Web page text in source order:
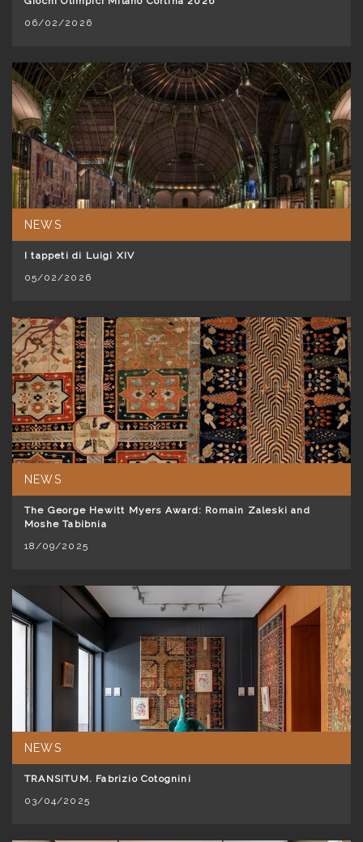
06/02/2026
NEWS
I tappeti di Luigi XIV
05/02/2026
NEWS
The George Hewitt Myers Award: Romain Zaleski and
Moshe Tabibnia
18/09/2025
NEWS
TRANSITUM. Fabrizio Cotognini
03/04/2025